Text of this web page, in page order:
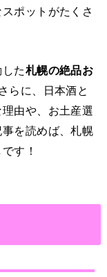
ポットがたくさ
た札幌の絶品お
らに、日本酒と
由や、お土産選
を読めば、札幌
す！